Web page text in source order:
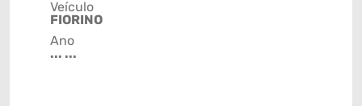
Veículo
FIORINO
Ano
... ...